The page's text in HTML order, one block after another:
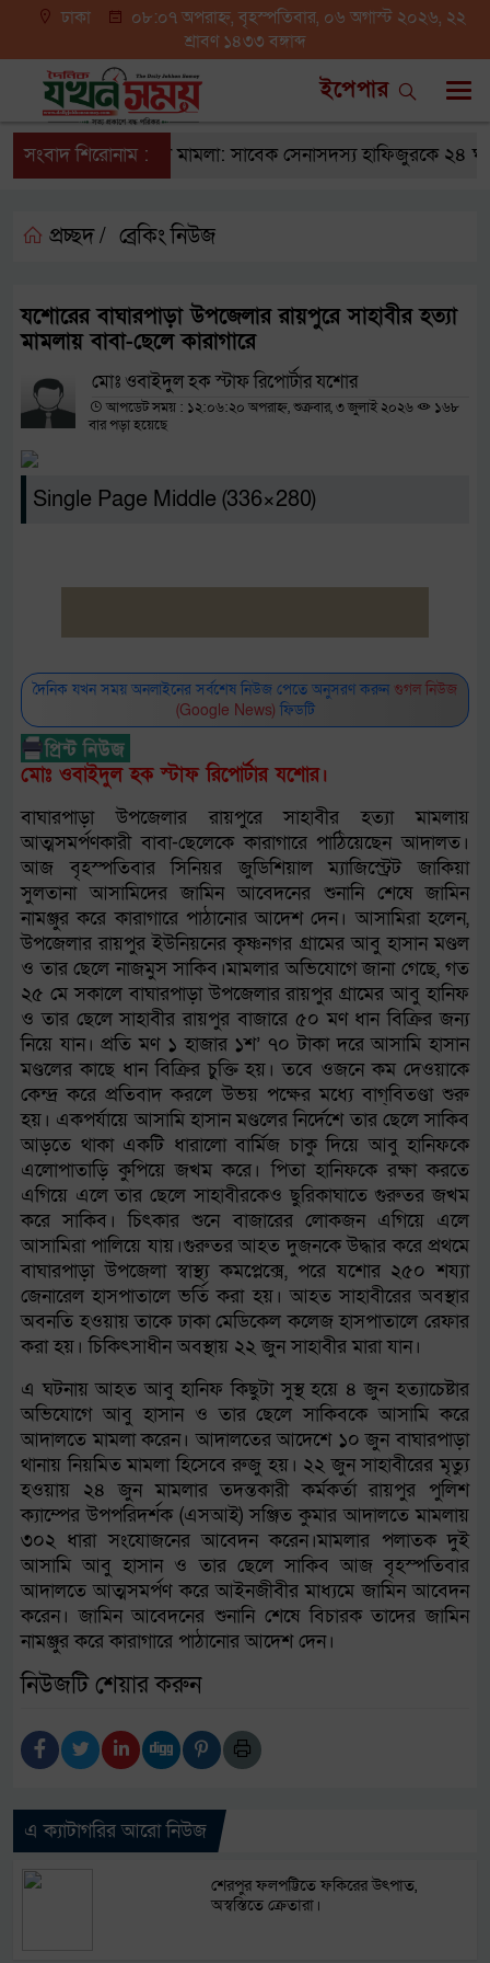
ঢাকা
০৮:০৭ অপরাহ্ন, বৃহস্পতিবার, ০৬ অগাস্ট ২০২৬, ২২
শ্রাবণ ১৪৩৩ বঙ্গাব্দ
ইপেপার
সংবাদ শিরোনাম :তনু হত্যা মামলা: সাবেক সেনাসদস্য হাফিজুরকে ২৪
প্রচ্ছদ / ব্রেকিং নিউজ
যশোরের বাঘারপাড়া উপজেলার রায়পুরে সাহাবীর হত্যা
মামলায় বাবা-ছেলে কারাগারে
মোঃ ওবাইদুল হক স্টাফ রিপোর্টার যশোর
আপডেট সময় : ১২:০৬:২০ অপরাহ্ন, শুক্রবার, ৩ জুলাই ২০২৬
১৬৮
বার পড়া হয়েছে
Single Page Middle (336×280)
দৈনিক যখন সময় অনলাইনের সর্বশেষ নিউজ পেতে অনুসরণ করুন গুগল নিউজ
(Google News) ফিডটি
মোঃ ওবাইদুল হক স্টাফ রিপোর্টার যশোর।
বাঘারপাড়া উপজেলার রায়পুরে সাহাবীর হত্যা মামলায়
আত্মসমর্পণকারী বাবা-ছেলেকে কারাগারে পাঠিয়েছেন আদালত।
আজ বৃহস্পতিবার সিনিয়র জুডিশিয়াল ম্যাজিস্ট্রেট জাকিয়া
সুলতানা আসামিদের জামিন আবেদনের শুনানি শেষে জামিন
নামঞ্জুর করে কারাগারে পাঠানোর আদেশ দেন। আসামিরা হলেন,
উপজেলার রায়পুর ইউনিয়নের কৃষ্ণনগর গ্রামের আবু হাসান মণ্ডল
ও তার ছেলে নাজমুস সাকিব।মামলার অভিযোগে জানা গেছে, গত
২৫ মে সকালে বাঘারপাড়া উপজেলার রায়পুর গ্রামের আবু হানিফ
ও তার ছেলে সাহাবীর রায়পুর বাজারে ৫০ মণ ধান বিক্রির জন্য
নিয়ে যান। প্রতি মণ ১ হাজার ১শ’ ৭০ টাকা দরে আসামি হাসান
মণ্ডলের কাছে ধান বিক্রির চুক্তি হয়। তবে ওজনে কম দেওয়াকে
কেন্দ্র করে প্রতিবাদ করলে উভয় পক্ষের মধ্যে বাগ্‌বিতণ্ডা শুরু
হয়। একপর্যায়ে আসামি হাসান মণ্ডলের নির্দেশে তার ছেলে সাকিব
আড়তে থাকা একটি ধারালো বার্মিজ চাকু দিয়ে আবু হানিফকে
এলোপাতাড়ি কুপিয়ে জখম করে। পিতা হানিফকে রক্ষা করতে
এগিয়ে এলে তার ছেলে সাহাবীরকেও ছুরিকাঘাতে গুরুতর জখম
করে সাকিব। চিৎকার শুনে বাজারের লোকজন এগিয়ে এলে
আসামিরা পালিয়ে যায়।গুরুতর আহত দুজনকে উদ্ধার করে প্রথমে
বাঘারপাড়া উপজেলা স্বাস্থ্য কমপ্লেক্সে, পরে যশোর ২৫০ শয্যা
জেনারেল হাসপাতালে ভর্তি করা হয়। আহত সাহাবীরের অবস্থার
অবনতি হওয়ায় তাকে ঢাকা মেডিকেল কলেজ হাসপাতালে রেফার
করা হয়। চিকিৎসাধীন অবস্থায় ২২ জুন সাহাবীর মারা যান।
এ ঘটনায় আহত আবু হানিফ কিছুটা সুস্থ হয়ে ৪ জুন হত্যাচেষ্টার
অভিযোগে আবু হাসান ও তার ছেলে সাকিবকে আসামি করে
আদালতে মামলা করেন। আদালতের আদেশে ১০ জুন বাঘারপাড়া
থানায় নিয়মিত মামলা হিসেবে রুজু হয়। ২২ জুন সাহাবীরের মৃত্যু
হওয়ায় ২৪ জুন মামলার তদন্তকারী কর্মকর্তা রায়পুর পুলিশ
ক্যাম্পের উপপরিদর্শক (এসআই) সঞ্জিত কুমার আদালতে মামলায়
৩০২ ধারা সংযোজনের আবেদন করেন।মামলার পলাতক দুই
আসামি আবু হাসান ও তার ছেলে সাকিব আজ বৃহস্পতিবার
আদালতে আত্মসমর্পণ করে আইনজীবীর মাধ্যমে জামিন আবেদন
করেন। জামিন আবেদনের শুনানি শেষে বিচারক তাদের জামিন
নামঞ্জুর করে কারাগারে পাঠানোর আদেশ দেন।
নিউজটি শেয়ার করুন
এ ক্যাটাগরির আরো নিউজ
শেরপুর ফলপট্টিতে ফকিরের উৎপাত,
অস্বস্তিতে ক্রেতারা।